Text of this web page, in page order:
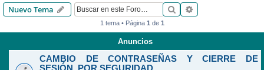
Nuevo Tema Buscar
1 tema • Página 1 de 1
Anuncios
CAMBIO DE CONTRASEÑAS Y CIERRE DE